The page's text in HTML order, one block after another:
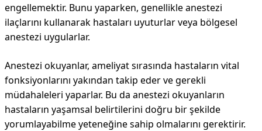
engellemektir. Bunu yaparken, genellikle anestezi
ilaçlarını kullanarak hastaları uyuturlar veya bölgesel
anestezi uygularlar.
Anestezi okuyanlar, ameliyat sırasında hastaların vital
fonksiyonlarını yakından takip eder ve gerekli
müdahaleleri yaparlar. Bu da anestezi okuyanların
hastaların yaşamsal belirtilerini doğru bir şekilde
yorumlayabilme yeteneğine sahip olmalarını gerektirir.